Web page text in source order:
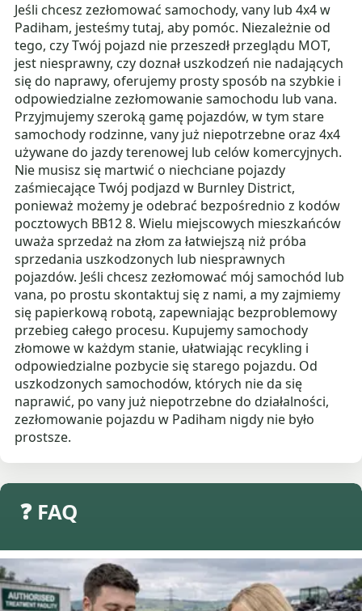
Jeśli chcesz zezłomować samochody, vany lub 4x4 w
Padiham, jesteśmy tutaj, aby pomóc. Niezależnie od
tego, czy Twój pojazd nie przeszedł przeglądu MOT,
jest niesprawny, czy doznał uszkodzeń nie nadających
się do naprawy, oferujemy prosty sposób na szybkie i
odpowiedzialne zezłomowanie samochodu lub vana.
Przyjmujemy szeroką gamę pojazdów, w tym stare
samochody rodzinne, vany już niepotrzebne oraz 4x4
używane do jazdy terenowej lub celów komercyjnych.
Nie musisz się martwić o niechciane pojazdy
zaśmiecające Twój podjazd w Burnley District,
ponieważ możemy je odebrać bezpośrednio z kodów
pocztowych BB12 8. Wielu miejscowych mieszkańców
uważa sprzedaż na złom za łatwiejszą niż próba
sprzedania uszkodzonych lub niesprawnych
pojazdów. Jeśli chcesz zezłomować mój samochód lub
vana, po prostu skontaktuj się z nami, a my zajmiemy
się papierkową robotą, zapewniając bezproblemowy
przebieg całego procesu. Kupujemy samochody
złomowe w każdym stanie, ułatwiając recykling i
odpowiedzialne pozbycie się starego pojazdu. Od
uszkodzonych samochodów, których nie da się
naprawić, po vany już niepotrzebne do działalności,
zezłomowanie pojazdu w Padiham nigdy nie było
prostsze.
❓ FAQ